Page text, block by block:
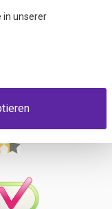
in unserer